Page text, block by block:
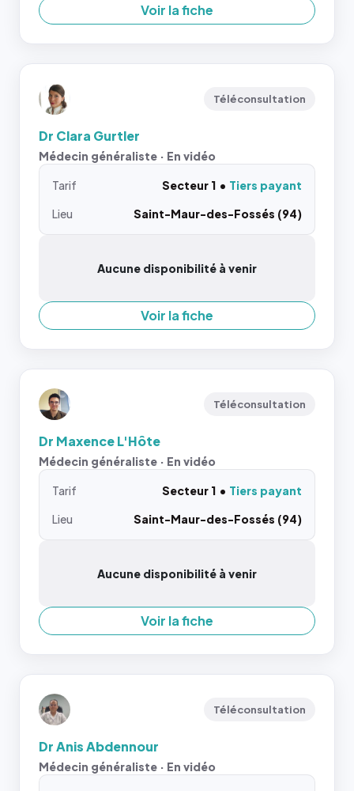
Voir la fiche
Téléconsultation
Dr Clara Gurtler
Médecin généraliste · En vidéo
Tarif Secteur 1
Tiers payant
Lieu
Saint-Maur-des-Fossés (94)
Aucune disponibilité à venir
Voir la fiche
Téléconsultation
Dr Maxence L'Hôte
Médecin généraliste · En vidéo
Tarif Secteur 1
Tiers payant
Lieu
Saint-Maur-des-Fossés (94)
Aucune disponibilité à venir
Voir la fiche
Téléconsultation
Dr Anis Abdennour
Médecin généraliste · En vidéo